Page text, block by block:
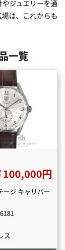
ジュエリーを通
は、これからも
一覧
100,000円
ージ キャリバー
ス